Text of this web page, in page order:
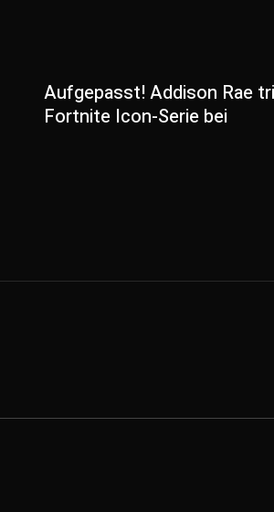
Aufgepasst! Addison Rae
Fortnite Icon-Serie bei